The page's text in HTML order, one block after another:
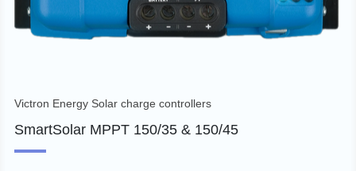
Victron Energy Solar charge controllers
SmartSolar MPPT 150/35 & 150/45